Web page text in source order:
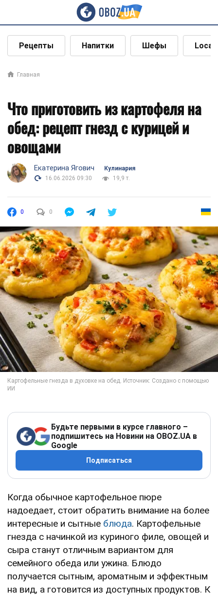
Рецепты Напитки Шефы Local
Главная
Что приготовить из картофеля на
обед: рецепт гнезд с курицей и
овощами
Екатерина Ягович
Кулинария
16.06.2026 09:30
19,9 т.
0 0
Будьте первыми в курсе главного –
подпишитесь на Новини на OBOZ.UA в
Google
Подписаться
Когда обычное картофельное пюре
надоедает, стоит обратить внимание на более
интересные и сытные блюда. Картофельные
гнезда с начинкой из куриного филе, овощей и
сыра станут отличным вариантом для
семейного обеда или ужина. Блюдо
получается сытным, ароматным и эффектным
на вид, а готовится из доступных продуктов. К